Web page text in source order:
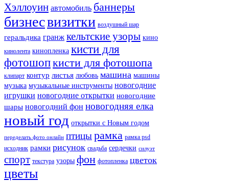
Хэллоуин автомобиль баннеры
бизнесвизитки воздушный шар
геральдика гранж кельтские узоры кино
кинолента кинопленка кисти для
фотошопкисти для фотошопа
клипарт контур листья любовь машина машины
музыка музыкальные инструменты новогодние
игрушки новогодние открытки новогодние
шары новогодний фон новогодняя елка
новый год открытки с Новым годом
переделать фото онлайн птицырамка рамка psd
исходник рамки рисунок свадьба сердечки силуэт
спорт текстура узоры фон фотопленка цветок
цветы